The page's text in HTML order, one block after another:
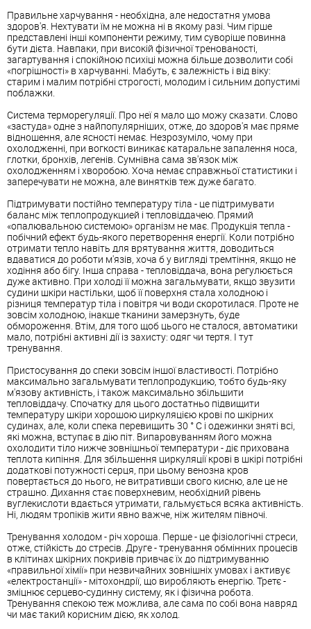
Правильне харчування - необхідна, але недостатня умова
здоров'я. Нехтувати їм не можна ні в якому разі. Чим гірше
представлені інші компоненти режиму, тим суворіше повинна
бути дієта. Навпаки, при високій фізичної тренованості,
загартування і спокійною психіці можна більше дозволити собі
«погрішності» в харчуванні. Мабуть, є залежність і від віку:
старим і малим потрібні строгості, молодим і сильним допустимі
поблажки.
Система терморегуляції. Про неї я мало що можу сказати. Слово
«застуда» одне з найпопулярніших, отже, до здоров'я має пряме
відношення, але ясності немає. Незрозуміло, чому при
охолодженні, при вогкості виникає катаральне запалення носа,
глотки, бронхів, легенів. Сумнівна сама зв'язок між
охолодженням і хворобою. Хоча немає справжньої статистики і
заперечувати не можна, але винятків теж дуже багато.
Підтримувати постійно температуру тіла - це підтримувати
баланс між теплопродукцией і тепловіддачею. Прямий
«опалювальною системою» організм не має. Продукція тепла -
побічний ефект будь-якого перетворення енергії. Коли потрібно
отримати тепло навіть для врятування життя, доводиться
вдаватися до роботи м'язів, хоча б у вигляді тремтіння, якщо не
ходіння або бігу. Інша справа - тепловіддача, вона регулюється
дуже активно. При холоді її можна загальмувати, якщо звузити
судини шкіри настільки, щоб її поверхня стала холодною і
різниця температур тіла і повітря чи води скоротилася. Проте не
зовсім холодною, інакше тканини замерзнуть, буде
обмороження. Втім, для того щоб цього не сталося, автоматики
мало, потрібні активні дії із захисту: одяг чи тертя. І тут
тренування.
Пристосування до спеки зовсім іншої властивості. Потрібно
максимально загальмувати теплопродукцию, тобто будь-яку
м'язову активність, і також максимально збільшити
тепловіддачу. Спочатку для цього достатньо підвищити
температуру шкіри хорошою циркуляцією крові по шкірних
судинах, але, коли спека перевищить 30 ° С і одежинки зняті всі,
які можна, вступає в дію піт. Випаровуванням його можна
охолодити тіло нижче зовнішньої температури - діє прихована
теплота кипіння. Для збільшення циркуляції крові в шкірі потрібні
додаткові потужності серця, при цьому венозна кров
повертається до нього, не витративши свого кисню, але це не
страшно. Дихання стає поверхневим, необхідний рівень
вуглекислоти вдається утримати, гальмується всяка активність.
Ні, людям тропіків жити явно важче, ніж жителям півночі.
Тренування холодом - річ хороша. Перше - це фізіологічні стреси,
отже, стійкість до стресів. Друге - тренування обмінних процесів
в клітинах шкірних покривів привчає їх до підтримуванню
«правильної хімії» при незвичайних зовнішніх умовах і активує
«електростанції» - мітохондрії, що виробляють енергію. Третє -
зміцнює серцево-судинну систему, як і фізична робота.
Тренування спекою теж можлива, але сама по собі вона навряд
чи має такий корисним дією, як холод.